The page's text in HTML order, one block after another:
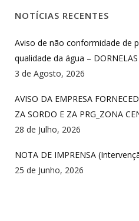
NOTÍCIAS RECENTES
Aviso de não conformidade de
qualidade da água – DORNELAS
3 de Agosto, 2026
AVISO DA EMPRESA
ZA SORDO E ZA PRG_ZONA
28 de Julho, 2026
NOTA DE IMPRENSA
25 de Junho, 2026